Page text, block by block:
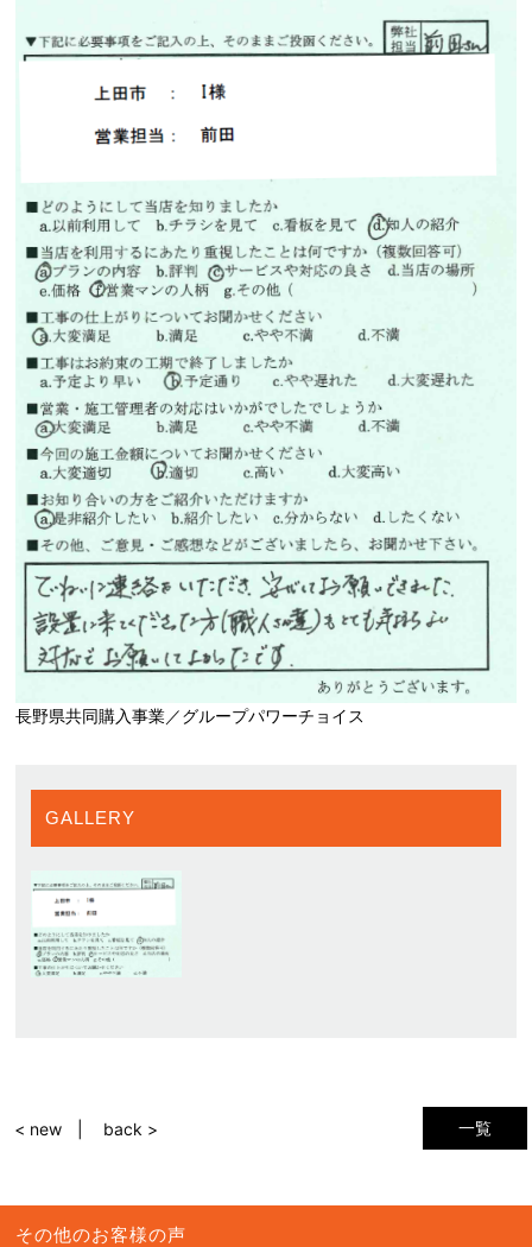
長野県共同購入事業／グループパワーチョイス
GALLERY
一覧
< new back >
その他のお客様の声